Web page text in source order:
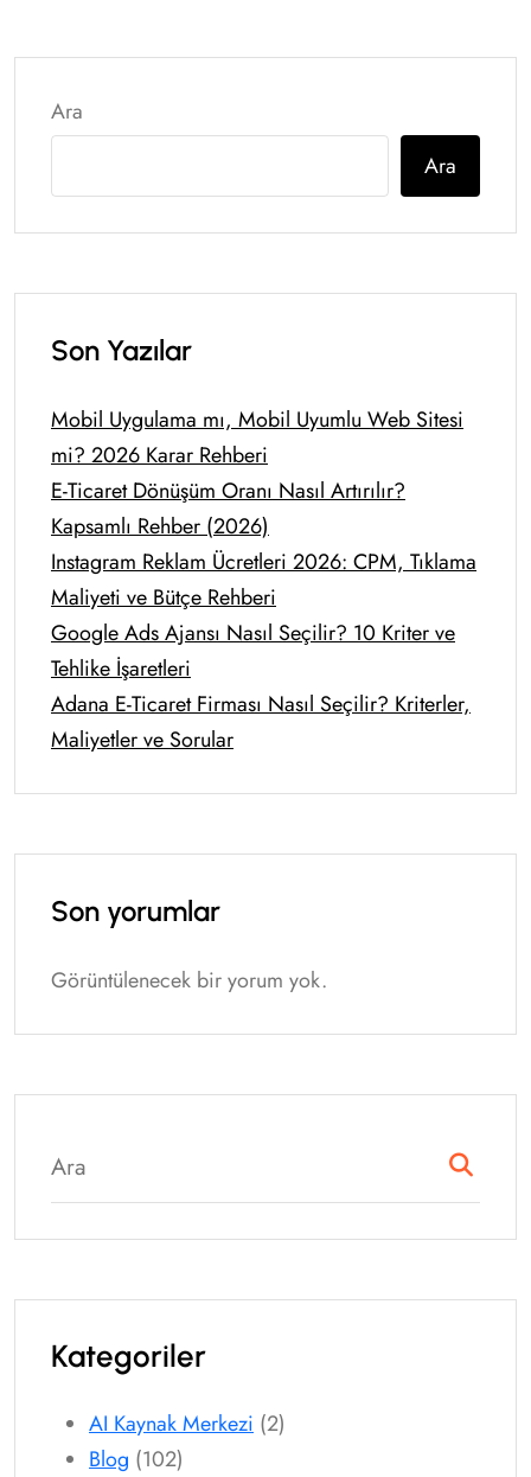
Ara
Ara
Son Yazılar
Mobil Uygulama mı, Mobil Uyumlu Web Sitesi
mi? 2026 Karar Rehberi
E-Ticaret Dönüşüm Oranı Nasıl Artırılır?
Kapsamlı Rehber (2026)
Instagram Reklam Ücretleri 2026: CPM, Tıklama
Maliyeti ve Bütçe Rehberi
Google Ads Ajansı Nasıl Seçilir? 10 Kriter ve
Tehlike İşaretleri
Adana E-Ticaret Firması Nasıl Seçilir? Kriterler,
Maliyetler ve Sorular
Son yorumlar
Görüntülenecek bir yorum yok.
Kategoriler
AI Kaynak Merkezi (2)
Blog (102)